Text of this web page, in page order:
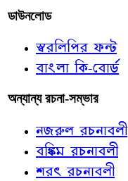
ডাউনলোড
স্বরলিপির ফন্ট
বাংলা কি-বোর্ড
অন্যান্য রচনা-সম্ভার
নজরুল রচনাবলী
বঙ্কিম রচনাবলী
শরৎ রচনাবলী